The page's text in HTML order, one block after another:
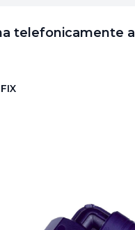
telefonicamente al